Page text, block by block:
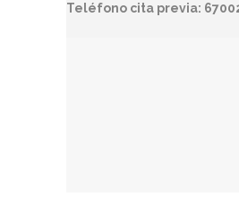
Teléfono cita previa: